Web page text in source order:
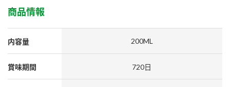
千夜
お酢を知ろう！
すしラボ
各部門が大切にしていること
販売終了製品のご案内
よくあるご質問
お問い合わせ
地図から取り扱い店舗を探す
商品情報
内容量 200ML
賞味期間 720日